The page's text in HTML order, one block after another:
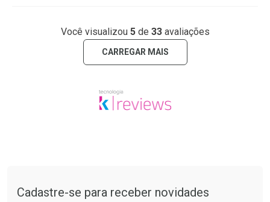
Você visualizou 5de 33avaliações
CARREGAR MAIS
Cadastre-se para receber novidades